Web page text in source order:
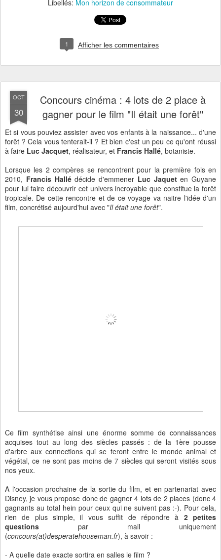
Libellés: Mon horizon de consommateur
1 Afficher les commentaires
OCT
30
Concours cinéma : 4 lots de 2 place à
gagner pour le film "Il était une forêt"
Et si vous pouviez assister avec vos enfants à la naissance... d'une
forêt ? Cela vous tenterait-il ? Et bien c'est un peu ce qu'ont réussi
à faire Luc Jacquet, réalisateur, et Francis Hallé, botaniste.
Lorsque les 2 compères se rencontrent pour la première fois en
2010, Francis Hallédécide d'emmener Luc Jaqueten Guyane
pour lui faire découvrir cet univers incroyable que constitue la forêt
tropicale. De cette rencontre et de ce voyage va naitre l'idée d'un
film, concrétisé aujourd'hui avec "Il était une forêt".
Ce film synthétise ainsi une énorme somme de connaissances
acquises tout au long des siècles passés : de la 1ère pousse
d'arbre aux connections qui se feront entre le monde animal et
végétal, ce ne sont pas moins de 7 siècles qui seront visités sous
nos yeux.
A l'occasion prochaine de la sortie du film, et en partenariat avec
Disney, je vous propose donc de gagner 4 lots de 2 places (donc 4
gagnants au total hein pour ceux qui ne suivent pas :-). Pour cela,
rien de plus simple, il vous suffit de répondre à 2 petites
questions par mail uniquement
(concours(at)desperatehouseman.fr), à savoir :
- A quelle date exacte sortira en salles le film ?